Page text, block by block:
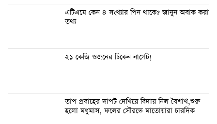
এটিএমে কেন ৪ সংখ্যার পিন থাকে? জানুন অবাক করা
তথ্য
২১ কেজি ওজনের চিকেন নাগেট!
তাপ প্রবাহের দাপট দেখিয়ে বিদায় নিল বৈশাখ,শুরু
হলো মধুমাস, ফলের সৌরভে মাতোয়ারা চারদিক